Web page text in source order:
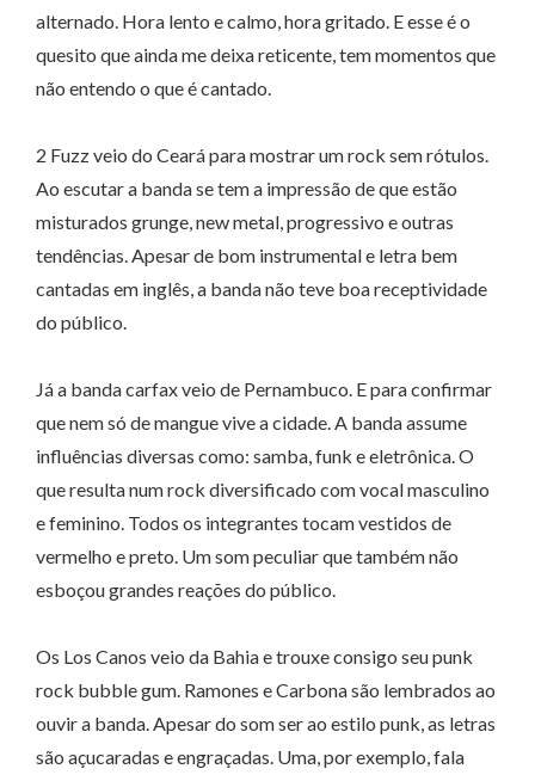
alternado. Hora lento e calmo, hora gritado. E esse é o
quesito que ainda me deixa reticente, tem momentos que
não entendo o que é cantado.
2 Fuzz veio do Ceará para mostrar um rock sem rótulos.
Ao escutar a banda se tem a impressão de que estão
misturados grunge, new metal, progressivo e outras
tendências. Apesar de bom instrumental e letra bem
cantadas em inglês, a banda não teve boa receptividade
do público.
Já a banda carfax veio de Pernambuco. E para confirmar
que nem só de mangue vive a cidade. A banda assume
influências diversas como: samba, funk e eletrônica. O
que resulta num rock diversificado com vocal masculino
e feminino. Todos os integrantes tocam vestidos de
vermelho e preto. Um som peculiar que também não
esboçou grandes reações do público.
Os Los Canos veio da Bahia e trouxe consigo seu punk
rock bubble gum. Ramones e Carbona são lembrados ao
ouvir a banda. Apesar do som ser ao estilo punk, as letras
são açucaradas e engraçadas. Uma, por exemplo, fala